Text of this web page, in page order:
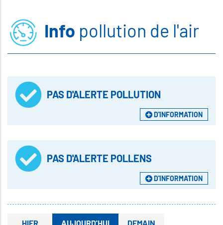
Info pollution de l'air
PAS D'ALERTE POLLUTION
D'INFORMATION
PAS D'ALERTE POLLENS
D'INFORMATION
HIER AUJOURD'HUI DEMAIN